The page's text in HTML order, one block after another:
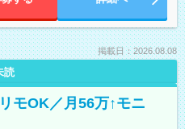
掲載日：2026.08.08
読
モOK／月56万↑モニ